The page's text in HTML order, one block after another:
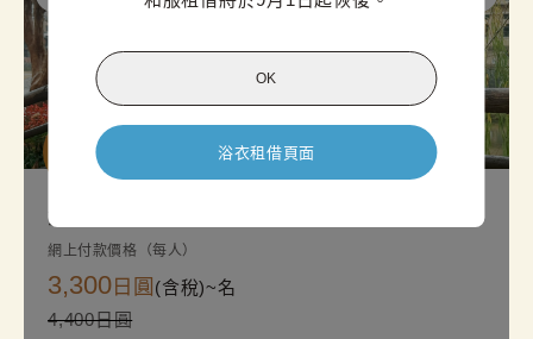
OK
浴衣租借頁面
偉大的計
金澤標準和服方案
網上付款價格（每人）
3,300 日圓 (含稅)~名
4,400日圓